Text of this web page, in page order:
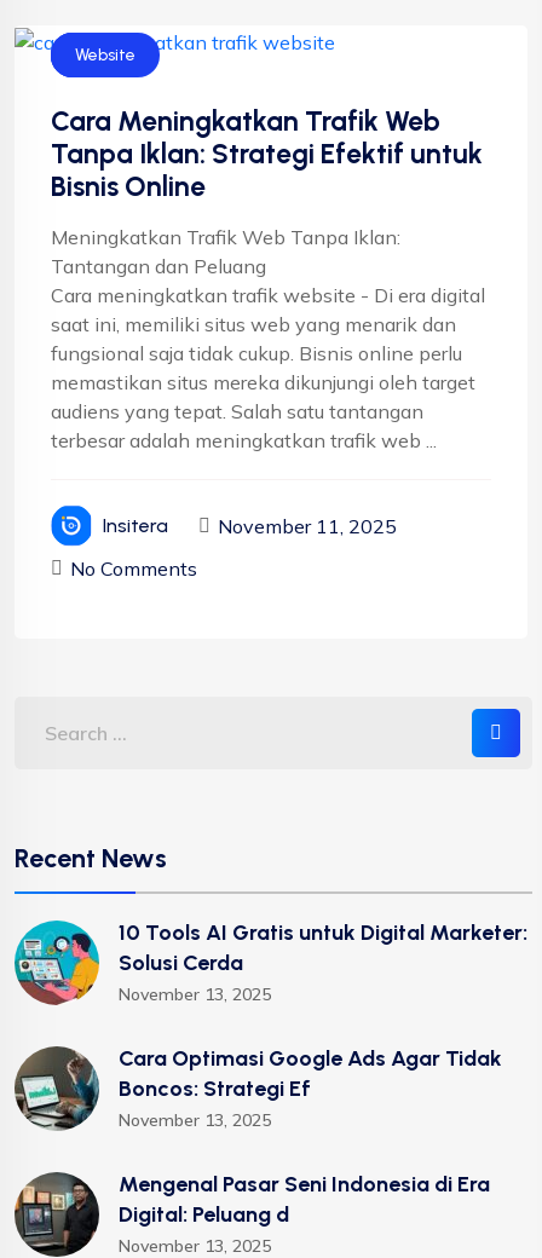
Bisnis
SEO
Website
Cara Meningkatkan Trafik Web
Tanpa Iklan: Strategi Efektif untuk
Bisnis Online
Meningkatkan Trafik Web Tanpa Iklan:
Tantangan dan Peluang
Cara meningkatkan trafik website - Di era digital
saat ini, memiliki situs web yang menarik dan
fungsional saja tidak cukup. Bisnis online perlu
memastikan situs mereka dikunjungi oleh target
audiens yang tepat. Salah satu tantangan
terbesar adalah meningkatkan trafik web ...
Insitera
November 11, 2025
No Comments
Recent News
10 Tools AI Gratis untuk Digital Marketer:
Solusi Cerda
November 13, 2025
Cara Optimasi Google Ads Agar Tidak
Boncos: Strategi Ef
November 13, 2025
Mengenal Pasar Seni Indonesia di Era
Digital: Peluang d
November 13, 2025